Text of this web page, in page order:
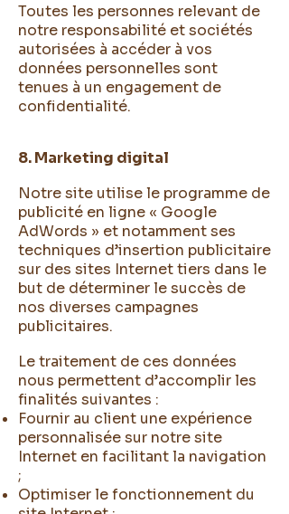
Toutes les personnes relevant de
notre responsabilité et sociétés
autorisées à accéder à vos
données personnelles sont
tenues à un engagement de
confidentialité.
8. Marketing digital
Notre site utilise le programme de
publicité en ligne « Google
AdWords » et notamment ses
techniques d’insertion publicitaire
sur des sites Internet tiers dans le
but de déterminer le succès de
nos diverses campagnes
publicitaires.
Le traitement de ces données
nous permettent d’accomplir les
finalités suivantes :
Fournir au client une expérience
personnalisée sur notre site
Internet en facilitant la navigation
;
Optimiser le fonctionnement du